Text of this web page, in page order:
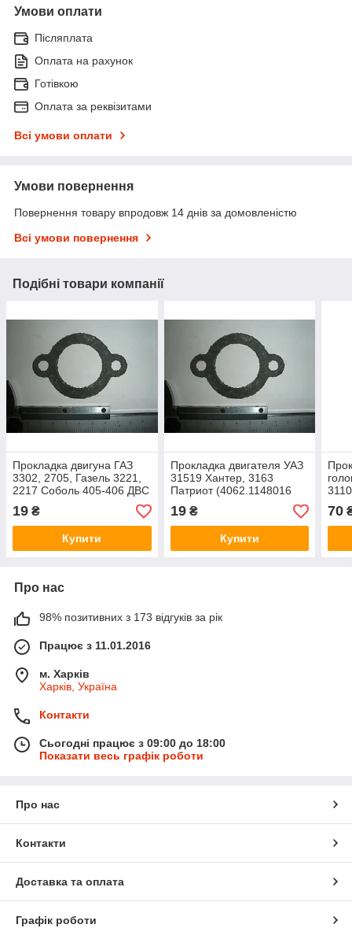
Умови оплати
Післяплата
Оплата на рахунок
Готівкою
Оплата за реквізитами
Всі умови оплати
Умови повернення
Повернення товару впродовж 14 днів за домовленістю
Всі умови повернення
Подібні товари компанії
Прокладка двигуна ГАЗ
3302, 2705, Газель 3221,
2217 Соболь 405-406 ДВС
(4062.1148016 пр-во ВАТ -
Оригінал)
19 ₴
Купити
Прокладка двигателя УАЗ
31519 Хантер, 3163
Патриот (4062.1148016
пр-во ВАТИ - Оригінал)
19₴
Купити
70
Про нас
98% позитивних з 173 відгуків за рік
Працює з 11.01.2016
м. Харків
Харків, Україна
Контакти
Сьогодні працює з 09:00 до 18:00
Показати весь графік роботи
Про нас
Контакти
Доставка та оплата
Графік роботи